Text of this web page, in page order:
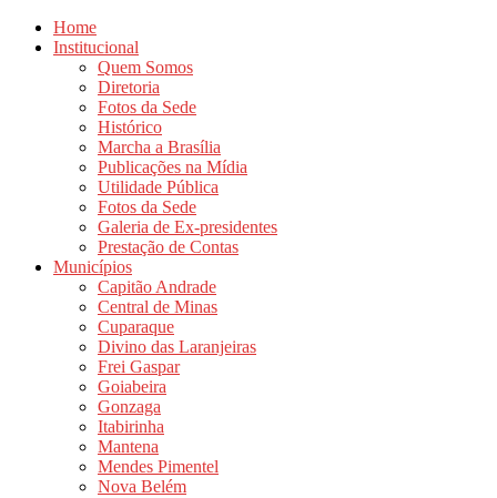
Home
Institucional
Quem Somos
Diretoria
Fotos da Sede
Histórico
Marcha a Brasília
Publicações na Mídia
Utilidade Pública
Fotos da Sede
Galeria de Ex-presidentes
Prestação de Contas
Municípios
Capitão Andrade
Central de Minas
Cuparaque
Divino das Laranjeiras
Frei Gaspar
Goiabeira
Gonzaga
Itabirinha
Mantena
Mendes Pimentel
Nova Belém